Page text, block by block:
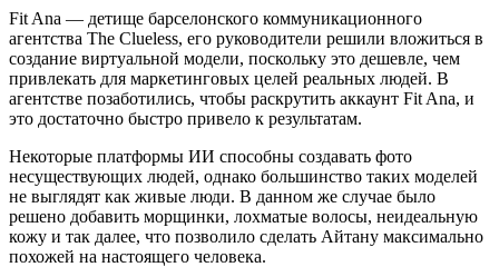
Fit Ana — детище барселонского коммуникационного
агентства The Clueless, его руководители решили вложиться в
создание виртуальной модели, поскольку это дешевле, чем
привлекать для маркетинговых целей реальных людей. В
агентстве позаботились, чтобы раскрутить аккаунт Fit Ana, и
это достаточно быстро привело к результатам.
Некоторые платформы ИИ способны создавать фото
несуществующих людей, однако большинство таких моделей
не выглядят как живые люди. В данном же случае было
решено добавить морщинки, лохматые волосы, неидеальную
кожу и так далее, что позволило сделать Айтану максимально
похожей на настоящего человека.